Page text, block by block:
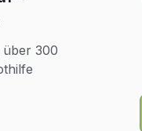
über 300